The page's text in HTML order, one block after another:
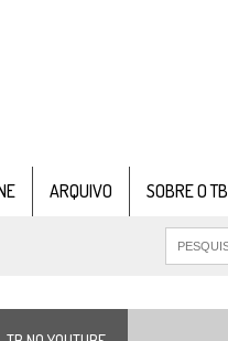
ARQUIVO SOBRE O TB